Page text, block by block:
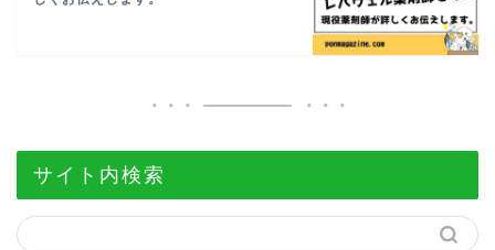
サイト内検索